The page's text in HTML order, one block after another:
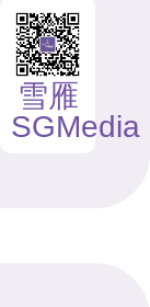
雪雁
SGMedia